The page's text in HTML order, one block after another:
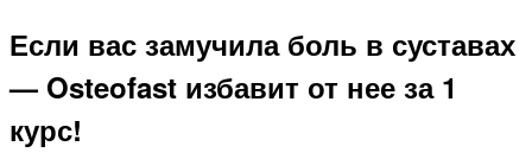
Если вас замучила боль в суставах
— Osteofast избавит от нее за 1
курс!